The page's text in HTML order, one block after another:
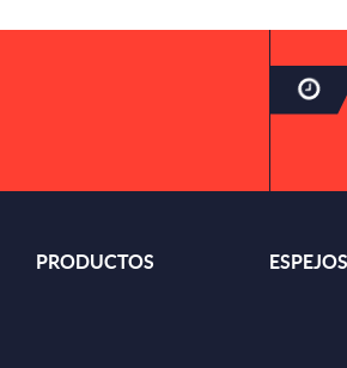
PRODUCTOS ESPEJOS